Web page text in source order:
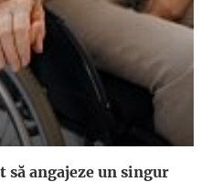
să angajeze un singur